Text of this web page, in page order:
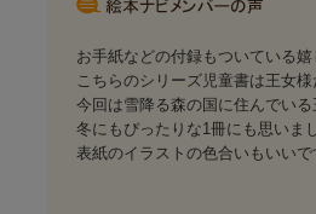
お手紙などの付録もついている嬉
こちらのシリーズ児童書は王女
今回は雪降る森の国に住んでいる
冬にもぴったりな1冊にも思いま
表紙のイラストの色合いもいい